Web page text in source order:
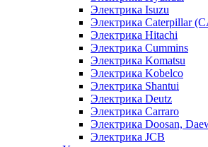
Электрика Isuzu
Электрика Caterpillar
Электрика Hitachi
Электрика Cummins
Электрика Komatsu
Электрика Kobelco
Электрика Shantui
Электрика Deutz
Электрика Carraro
Электрика Doosan,
Электрика JCB